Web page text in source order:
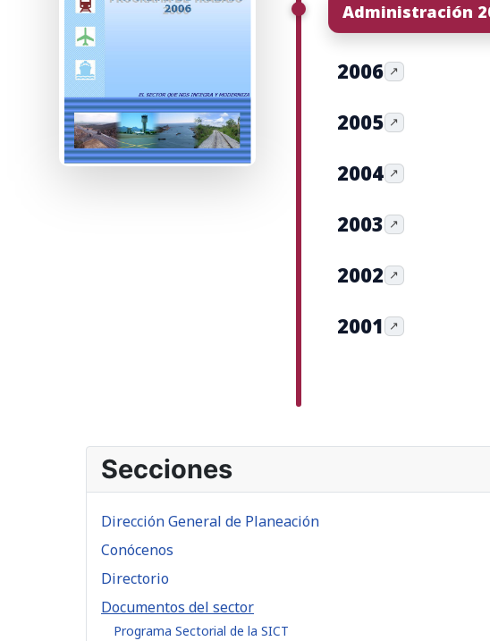
Administración
2006 ↗
2005 ↗
2004 ↗
2003 ↗
2002 ↗
2001 ↗
Secciones
Dirección General de Planeación
Conócenos
Directorio
Documentos del sector
Programa Sectorial de la SICT